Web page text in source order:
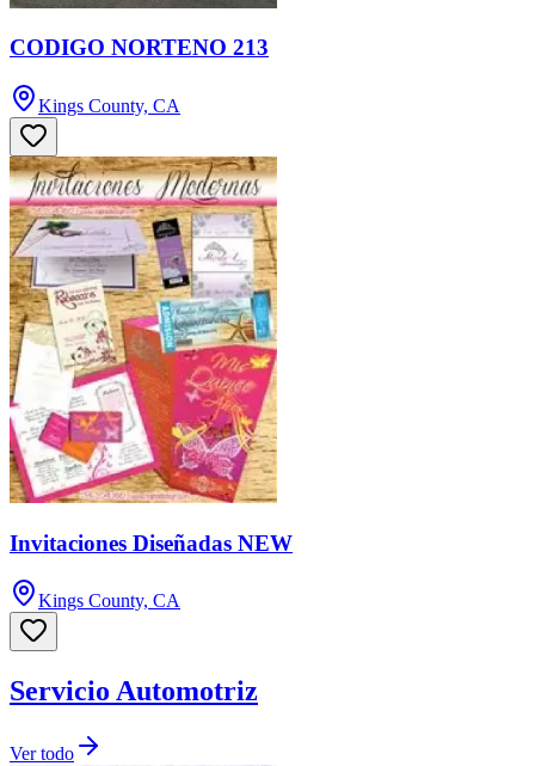
CODIGO NORTENO 213
Kings County, CA
Invitaciones Diseñadas NEW
Kings County, CA
Servicio Automotriz
Ver todo